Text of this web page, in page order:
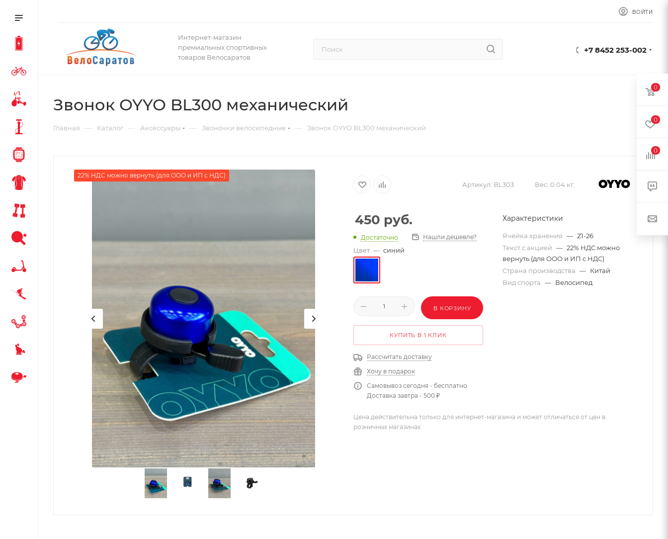
ВОЙТИ
Интернет-магазин
премиальных спортивных
товаров Велосаратов
+7 8452 253-002
Звонок OYYO BL300 механический
Главная — Каталог — Аксессуары — Звоночки велосипедные — Звонок OYYO BL300 механический
22% НДС можно вернуть (для ООО и ИП с НДС)
Артикул: BL303 Вес: 0.04 кг.
450 руб.
Достаточно Нашли дешевле?
Цвет — синий
В КОРЗИНУ
КУПИТЬ В 1 КЛИК
Рассчитать доставку
Хочу в подарок
Самовывоз сегодня - бесплатно
Доставка завтра - 500 ₽
Характеристики
Ячейка хранения — Z1-26
Текст с акцией — 22% НДС можно
вернуть (для ООО и ИП с НДС)
Страна производства — Китай
Вид спорта — Велосипед
Цена действительна только для интернет-магазина и может отличаться от цен в
розничных магазинах
0
0
0